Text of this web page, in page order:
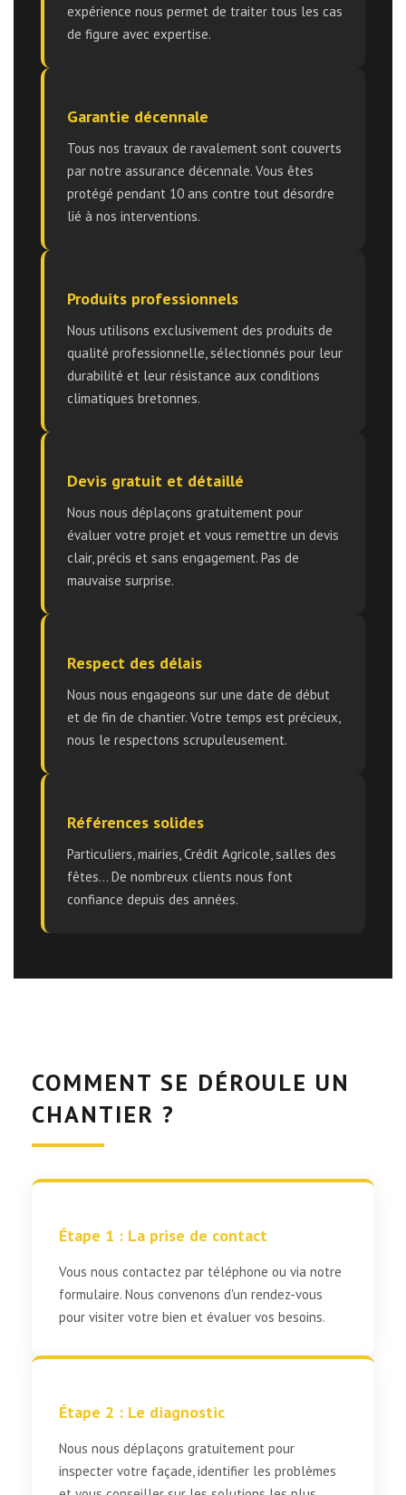
expérience nous permet de traiter tous les cas
de figure avec expertise.
Garantie décennale
Tous nos travaux de ravalement sont couverts
par notre assurance décennale. Vous êtes
protégé pendant 10 ans contre tout désordre
lié à nos interventions.
Produits professionnels
Nous utilisons exclusivement des produits de
qualité professionnelle, sélectionnés pour leur
durabilité et leur résistance aux conditions
climatiques bretonnes.
Devis gratuit et détaillé
Nous nous déplaçons gratuitement pour
évaluer votre projet et vous remettre un devis
clair, précis et sans engagement. Pas de
mauvaise surprise.
Respect des délais
Nous nous engageons sur une date de début
et de fin de chantier. Votre temps est précieux,
nous le respectons scrupuleusement.
Références solides
Particuliers, mairies, Crédit Agricole, salles des
fêtes... De nombreux clients nous font
confiance depuis des années.
COMMENT SE DÉROULE UN
CHANTIER ?
Étape 1 : La prise de contact
Vous nous contactez par téléphone ou via notre
formulaire. Nous convenons d'un rendez-vous
pour visiter votre bien et évaluer vos besoins.
Étape 2 : Le diagnostic
Nous nous déplaçons gratuitement pour
inspecter votre façade, identifier les problèmes